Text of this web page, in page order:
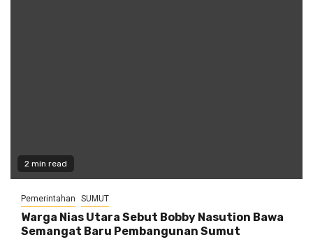
2 min read
Pemerintahan SUMUT
Warga Nias Utara Sebut Bobby Nasution Bawa
Semangat Baru Pembangunan Sumut